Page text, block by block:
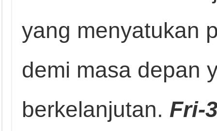
yang menyatukan
demi masa depan
berkelanjutan. Fri-